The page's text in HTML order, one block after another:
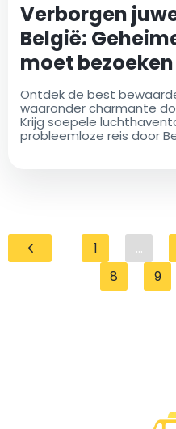
Verborgen
België:
moet bezoeken
Ontdek de best
waaronder charmante
Krijg soepele
probleemloze reis door
1 ...
8
9